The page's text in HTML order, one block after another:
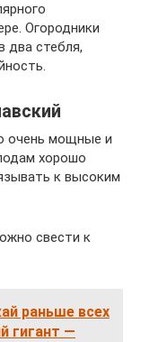
Огородники
два стебля,
очень мощные и
хорошо
к высоким
свести к
раньше всех
гигант —